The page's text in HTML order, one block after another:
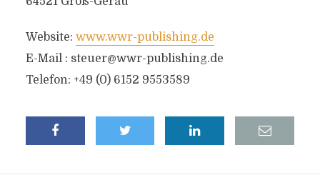
Website: www.wwr-publishing.de
E-Mail : steuer@wwr-publishing.de
Telefon: +49 (0) 6152 9553589